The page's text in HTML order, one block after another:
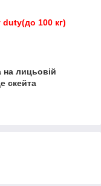
duty(до 100 кг)
на лицьовій
скейта